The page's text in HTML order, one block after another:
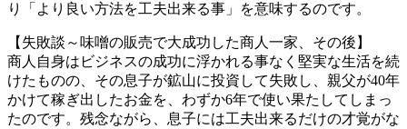
り「より良い方法を工夫出来る事」を意味するのです。
【失敗談～味噌の販売で大成功した商人一家、その後】
商人自身はビジネスの成功に浮かれる事なく堅実な生活を続
けたものの、その息子が鉱山に投資して失敗し、親父が40年
かけて稼ぎ出したお金を、わずか6年で使い果たしてしまっ
たのです。残念ながら、息子には工夫出来るだけの才覚がな